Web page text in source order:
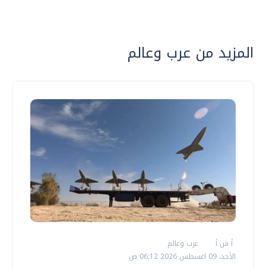
المزيد من عرب وعالم
أ ش أ
عرب وعالم
الأحد، 09 اغسطس 2026 06:12 ص